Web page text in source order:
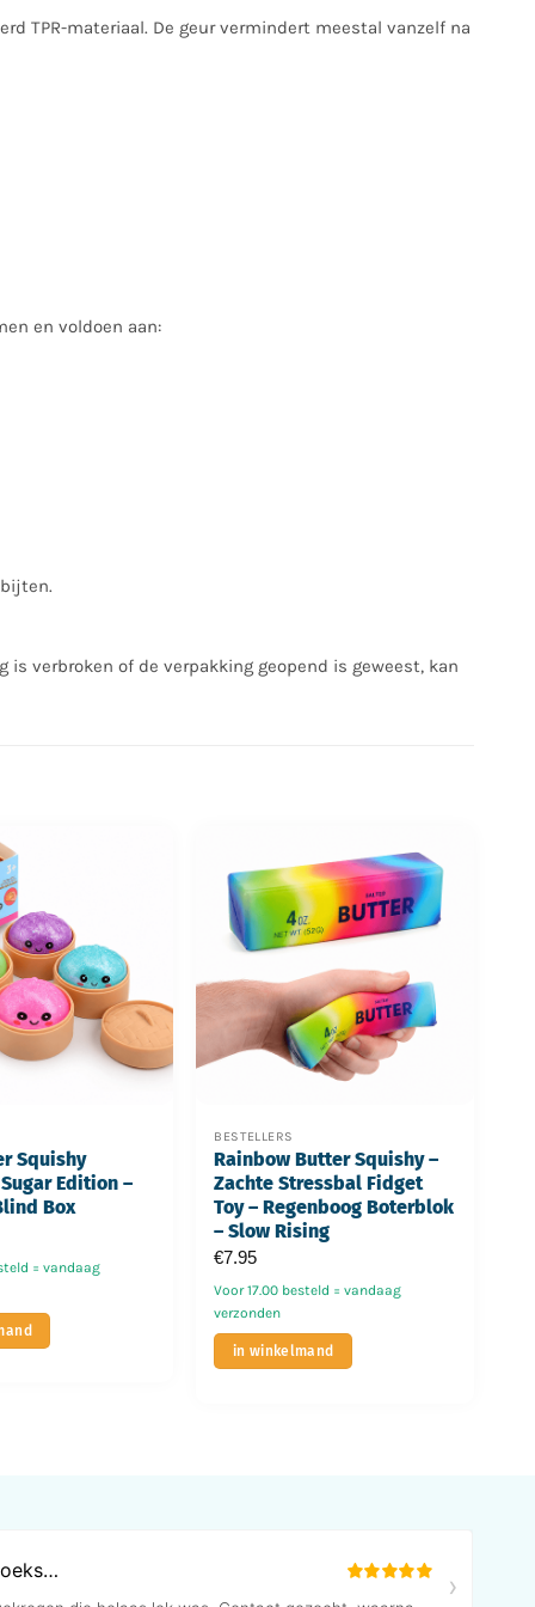
TPR-materiaal. De geur vermindert meestal vanzelf na
en voldoen aan:
verbroken of de verpakking geopend is geweest, kan
Squishy
Edition –
Box
= vandaag
BESTELLERS
Rainbow Butter Squishy –
Zachte Stressbal Fidget
Toy – Regenboog Boterblok
– Slow Rising
Voor 17.00 besteld = vandaag
verzonden
€7.95
in winkelmand